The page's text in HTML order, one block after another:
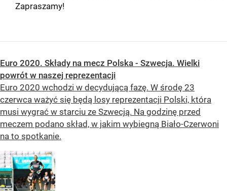
Zapraszamy!
Euro 2020. Składy na mecz Polska - Szwecja. Wielki
powrót w naszej reprezentacji
Euro 2020 wchodzi w decydującą fazę. W środę 23
czerwca ważyć się będą losy reprezentacji Polski, która
musi wygrać w starciu ze Szwecją. Na godzinę przed
meczem podano skład, w jakim wybiegną Biało-Czerwoni
na to spotkanie.